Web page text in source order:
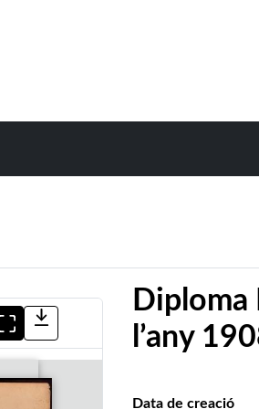
Diploma
l’any
Data de creació